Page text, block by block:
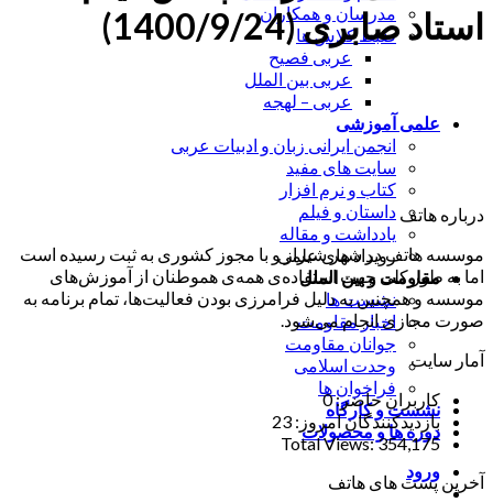
مدرسان و همکاران
ضبط کلاس ها
عربی فصیح
عربی بین الملل
عربی – لهجه
علمی آموزشی
انجمن ایرانی زبان و ادبیات عربی
سایت های مفید
کتاب و نرم افزار
داستان و فیلم
یادداشت و مقاله
رویداد های علمی
مقاومت و بین الملل
نشست ها
اخبار مقاومت
جوانان مقاومت
وحدت اسلامی
فراخوان ها
نشست و کارگاه
دوره ها و محصولات
ورود
استاد صابری (1400/9/24)
درباره هاتف
موسسه هاتف در شهر شیراز و با مجوز کشوری به ثبت رسیده است
اما به طور کلی جهت استفاده‌ی همه‌ی هموطنان از آموزش‌های
موسسه و همچنین به دلیل فرامرزی بودن فعالیت‌ها، تمام برنامه به
صورت مجازی انجام می‌شود.
آمار سایت
کاربران حاضر:0
بازدیدکنندگان امروز: 23
Total Views:354,175
آخرین پست های هاتف